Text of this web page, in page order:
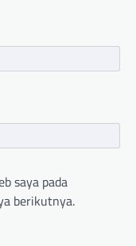
saya pada
berikutnya.